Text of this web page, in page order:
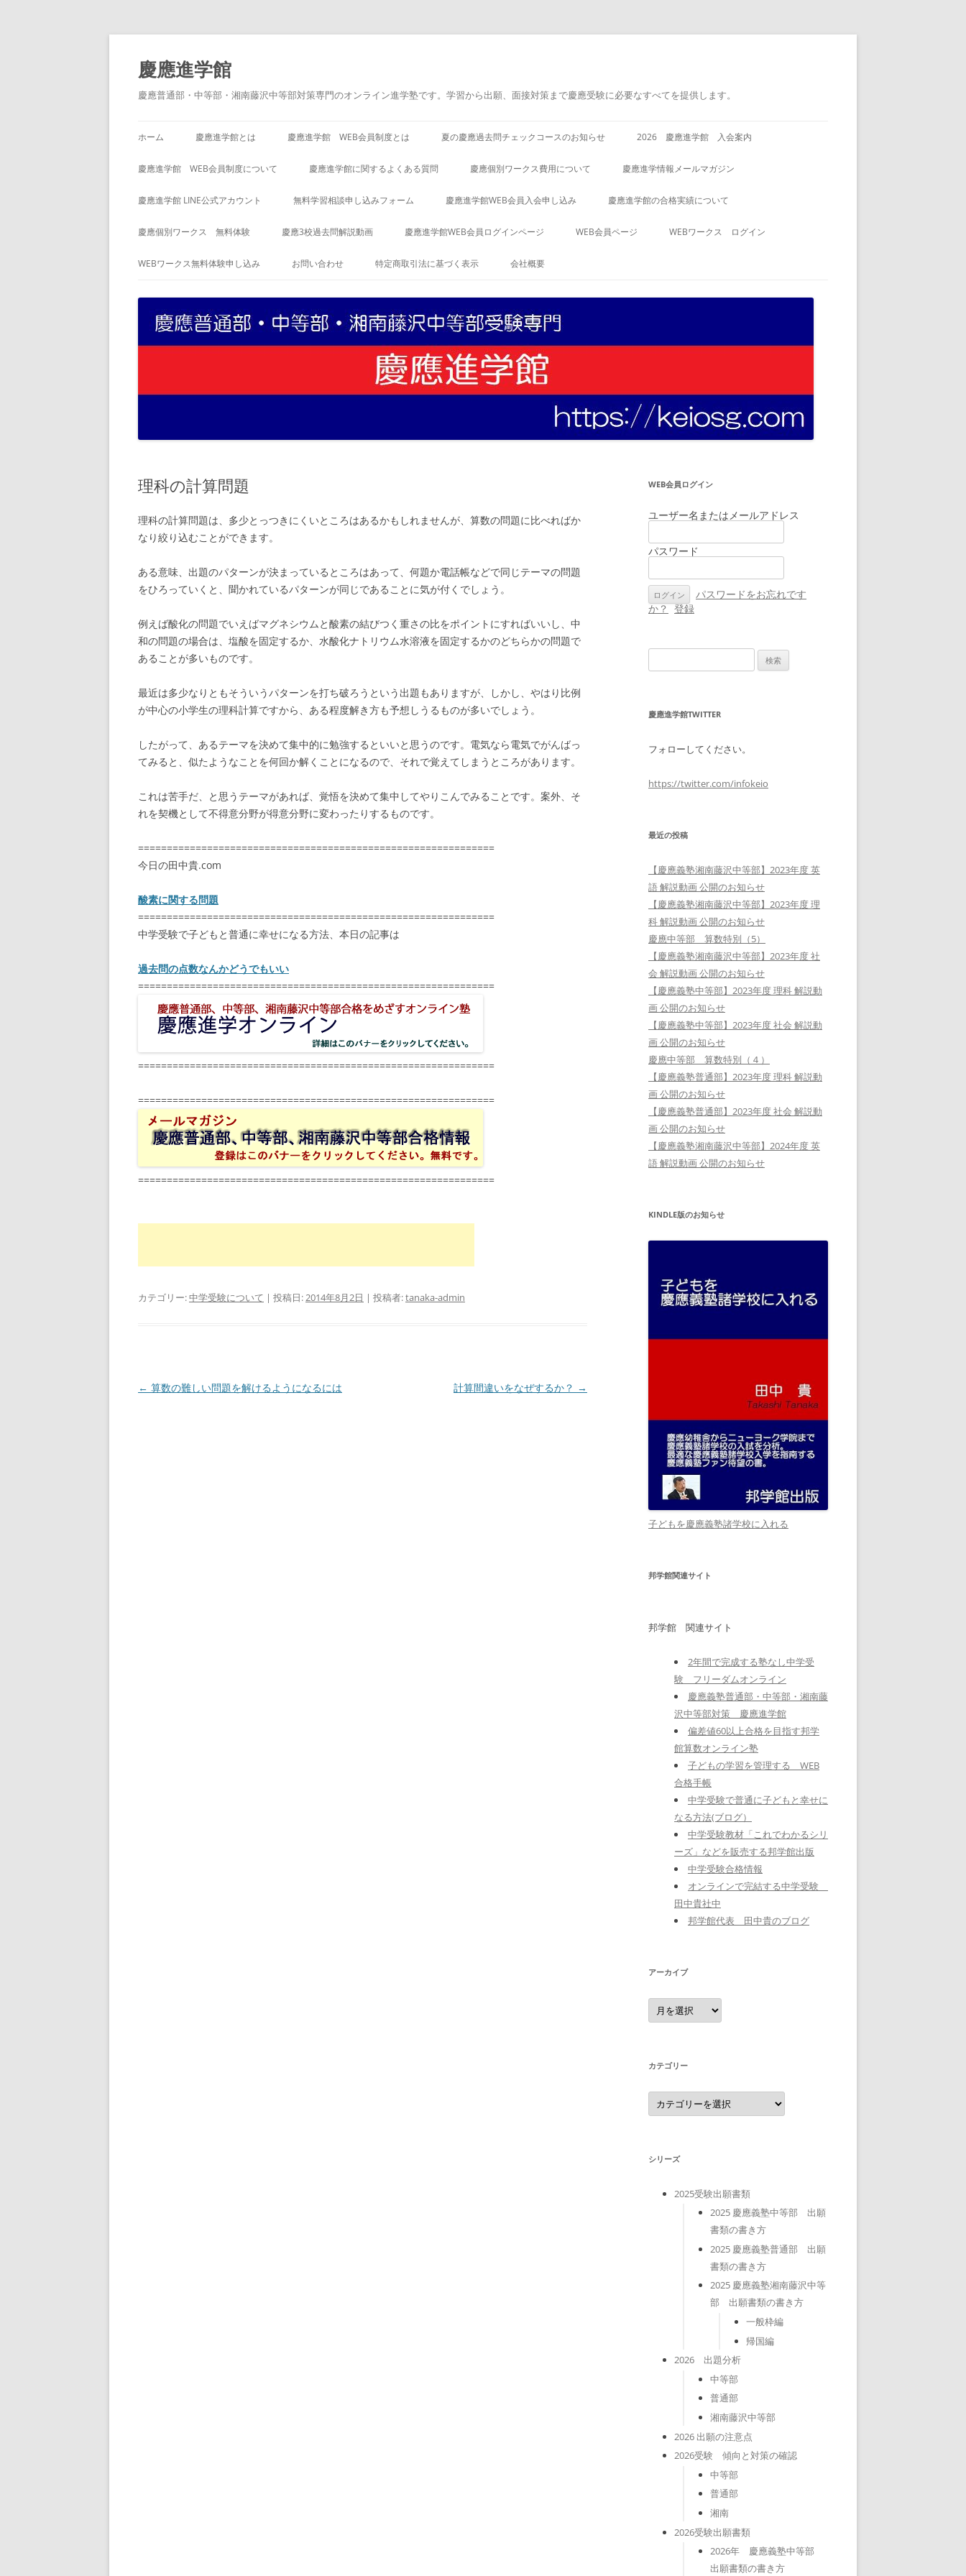
コ
テ
ン
ツ
へ
ス
慶應進学館
慶應普通部・中等部・湘南藤沢中等部対策専門のオンライン進学塾です。学習から出願、面接対策まで慶應受験に必要なすべてを提供します。
ホーム 慶應進学館とは 慶應進学館 WEB会員制度とは 夏の慶應過去問チェックコースのお知らせ 2026 慶應進学館 入会案内
慶應進学館 WEB会員制度について 慶應進学館に関するよくある質問 慶應個別ワークス費用について 慶應進学情報メールマガジン
慶應進学館 LINE公式アカウント 無料学習相談申し込みフォーム 慶應進学館WEB会員入会申し込み 慶應進学館の合格実績について
慶應個別ワークス 無料体験 慶應3校過去問解説動画 慶應進学館WEB会員ログインページ WEB会員ページ WEBワークス ログイン
WEBワークス無料体験申し込み お問い合わせ 特定商取引法に基づく表示 会社概要
理科の計算問題
理科の計算問題は、多少とっつきにくいところはあるかもしれませんが、算数の問題に比べればか
なり絞り込むことができます。
ある意味、出題のパターンが決まっているところはあって、何題か電話帳などで同じテーマの問題
をひろっていくと、聞かれているパターンが同じであることに気が付くでしょう。
例えば酸化の問題でいえばマグネシウムと酸素の結びつく重さの比をポイントにすればいいし、中
和の問題の場合は、塩酸を固定するか、水酸化ナトリウム水溶液を固定するかのどちらかの問題で
あることが多いものです。
最近は多少なりともそういうパターンを打ち破ろうという出題もありますが、しかし、やはり比例
が中心の小学生の理科計算ですから、ある程度解き方も予想しうるものが多いでしょう。
したがって、あるテーマを決めて集中的に勉強するといいと思うのです。電気なら電気でがんばっ
てみると、似たようなことを何回か解くことになるので、それで覚えてしまうところがあります。
これは苦手だ、と思うテーマがあれば、覚悟を決めて集中してやりこんでみることです。案外、そ
れを契機として不得意分野が得意分野に変わったりするものです。
==============================================================
今日の田中貴.com
酸素に関する問題
==============================================================
中学受験で子どもと普通に幸せになる方法、本日の記事は
過去問の点数なんかどうでもいい
==============================================================
==============================================================
==============================================================
==============================================================
カテゴリー:中学受験について | 投稿日:2014年8月2日 | 投稿者:tanaka-admin
投
← 算数の難しい問題を解けるようになるには 計算間違いをなぜするか？ →
WEB会員ログイン
ユーザー名またはメールアドレス
パスワード
パスワードをお忘れです
か？ 登録
索:
慶應進学館TWITTER
フォローしてください。
https://twitter.com/infokeio
最近の投稿
【慶應義塾湘南藤沢中等部】2023年度 英
語 解説動画 公開のお知らせ
【慶應義塾湘南藤沢中等部】2023年度 理
科 解説動画 公開のお知らせ
慶應中等部 算数特別（5）
【慶應義塾湘南藤沢中等部】2023年度 社
会 解説動画 公開のお知らせ
【慶應義塾中等部】2023年度 理科 解説動
画 公開のお知らせ
【慶應義塾中等部】2023年度 社会 解説動
画 公開のお知らせ
慶應中等部 算数特別（４）
【慶應義塾普通部】2023年度 理科 解説動
画 公開のお知らせ
【慶應義塾普通部】2023年度 社会 解説動
画 公開のお知らせ
【慶應義塾湘南藤沢中等部】2024年度 英
語 解説動画 公開のお知らせ
KINDLE版のお知らせ
子どもを慶應義塾諸学校に入れる
邦学館関連サイト
邦学館 関連サイト
2年間で完成する塾なし中学受
験 フリーダムオンライン
慶應義塾普通部・中等部・湘南藤
沢中等部対策 慶應進学館
偏差値60以上合格を目指す邦学
館算数オンライン塾
子どもの学習を管理する WEB
合格手帳
中学受験で普通に子どもと幸せに
なる方法(ブログ）
中学受験教材「これでわかるシリ
ーズ」などを販売する邦学館出版
中学受験合格情報
オンラインで完結する中学受験
田中貴社中
邦学館代表 田中貴のブログ
アーカイブ
ア
ー
カ
カテゴリー
カ
テ
ゴ
シリーズ
2025受験出願書類
2025 慶應義塾中等部 出願
書類の書き方
2025 慶應義塾普通部 出願
書類の書き方
2025 慶應義塾湘南藤沢中等
部 出願書類の書き方
一般枠編
帰国編
2026 出題分析
中等部
普通部
湘南藤沢中等部
2026 出願の注意点
2026受験 傾向と対策の確認
中等部
普通部
湘南
2026受験出願書類
2026年 慶應義塾中等部
出願書類の書き方